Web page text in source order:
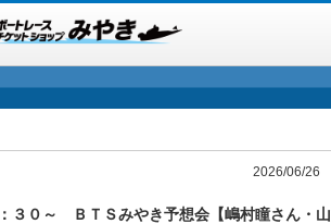
2026/06/26
３０～ ＢＴＳみやき予想会【嶋村瞳さん・山